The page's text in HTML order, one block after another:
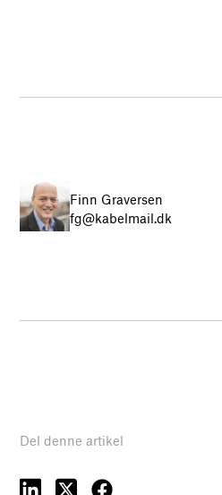
Finn Graversen
fg@kabelmail.dk
Del denne artikel